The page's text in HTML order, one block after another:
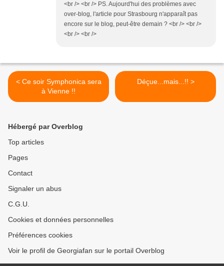
<br /> <br /> PS. Aujourd'hui des problèmes avec
over-blog, l'article pour Strasbourg n'apparaît pas
encore sur le blog, peut-être demain ? <br /> <br />
<br /> <br />
< Ce soir Symphonica sera
à Vienne !!
Déçue...mais...!! >
Hébergé par Overblog
Top articles
Pages
Contact
Signaler un abus
C.G.U.
Cookies et données personnelles
Préférences cookies
Voir le profil de Georgiafan sur le portail Overblog